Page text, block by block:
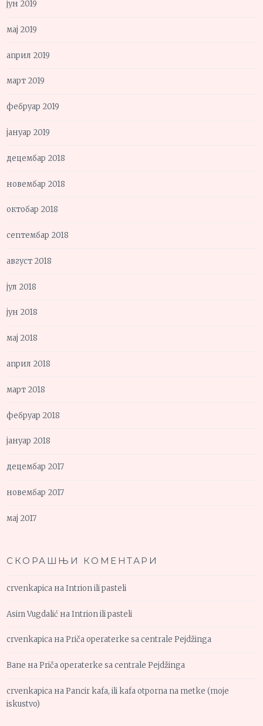
јун 2019
мај 2019
април 2019
март 2019
фебруар 2019
јануар 2019
децембар 2018
новембар 2018
октобар 2018
септембар 2018
август 2018
јул 2018
јун 2018
мај 2018
април 2018
март 2018
фебруар 2018
јануар 2018
децембар 2017
новембар 2017
мај 2017
СКОРАШЊИ КОМЕНТАРИ
crvenkapica наIntrion ili pasteli
Asim Vugdalić наIntrion ili pasteli
crvenkapica наPriča operaterke sa centrale Pejdžinga
Bane наPriča operaterke sa centrale Pejdžinga
crvenkapica наPancir kafa, ili kafa otporna na metke (moje
iskustvo)